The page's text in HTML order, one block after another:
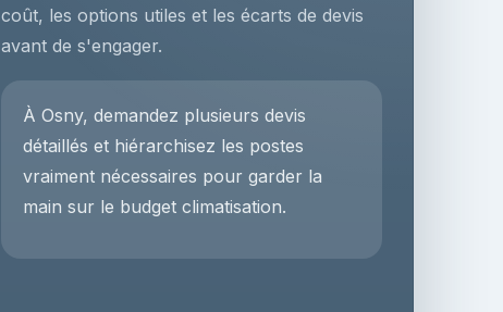
coût, les options utiles et les écarts de devis
avant de s'engager.
À Osny, demandez plusieurs devis
détaillés et hiérarchisez les postes
vraiment nécessaires pour garder la
main sur le budget climatisation.